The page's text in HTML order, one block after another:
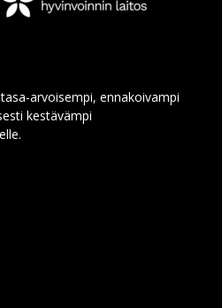
arvoisempi, ennakoivampi
kestävämpi